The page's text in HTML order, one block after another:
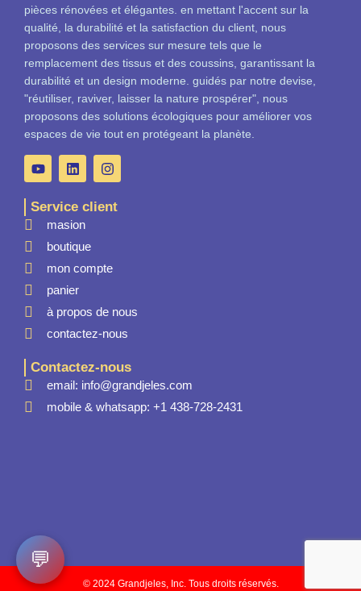
pièces rénovées et élégantes. en mettant l'accent sur la
qualité, la durabilité et la satisfaction du client, nous
proposons des services sur mesure tels que le
remplacement des tissus et des coussins, garantissant la
durabilité et un design moderne. guidés par notre devise,
"réutiliser, raviver, laisser la nature prospérer", nous
proposons des solutions écologiques pour améliorer vos
espaces de vie tout en protégeant la planète.
Service client
masion
boutique
mon compte
panier
à propos de nous
contactez-nous
Contactez-nous
email: info@grandjeles.com
mobile & whatsapp: +1 438-728-2431
© 2024 Grandjeles, Inc. Tous droits réservés.
💬